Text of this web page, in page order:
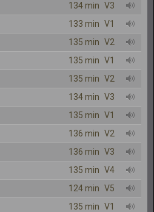
134 min V3
133 min V1
135 min V2
135 min V1
135 min V2
134 min V3
135 min V1
136 min V2
136 min V3
135 min V4
124 min V5
135 min V1